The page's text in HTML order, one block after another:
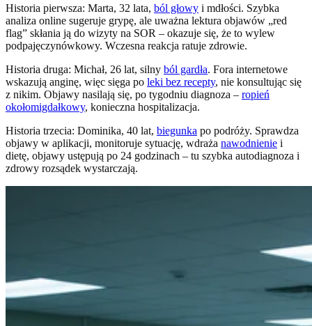
Historia pierwsza: Marta, 32 lata, ból głowy i mdłości. Szybka
analiza online sugeruje grypę, ale uważna lektura objawów „red
flag” skłania ją do wizyty na SOR – okazuje się, że to wylew
podpajęczynówkowy. Wczesna reakcja ratuje zdrowie.
Historia druga: Michał, 26 lat, silny ból gardła. Fora internetowe
wskazują anginę, więc sięga po leki bez recepty, nie konsultując się
z nikim. Objawy nasilają się, po tygodniu diagnoza – ropień
okołomigdałkowy, konieczna hospitalizacja.
Historia trzecia: Dominika, 40 lat, biegunka po podróży. Sprawdza
objawy w aplikacji, monitoruje sytuację, wdraża nawodnienie i
dietę, objawy ustępują po 24 godzinach – tu szybka autodiagnoza i
zdrowy rozsądek wystarczają.